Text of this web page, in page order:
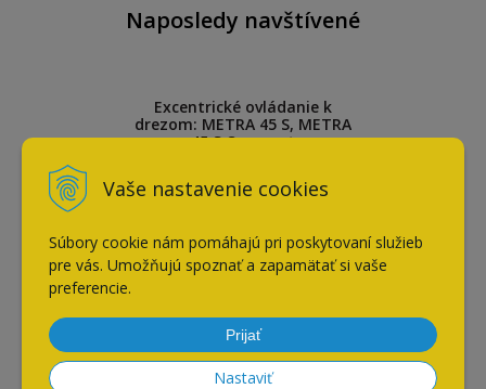
Vaše nastavenie cookies
Súbory cookie nám pomáhajú pri poskytovaní služieb
pre vás. Umožňujú spoznať a zapamätať si vaše
preferencie.
Prijať
Nastaviť
Naposledy navštívené
Excentrické ovládanie k
drezom: METRA 45 S, METRA
45 S Compact